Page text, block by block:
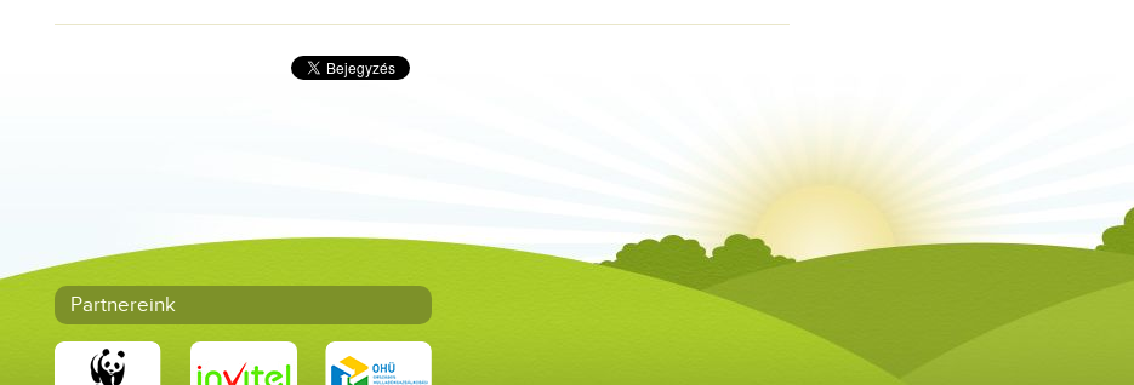
Partnereink